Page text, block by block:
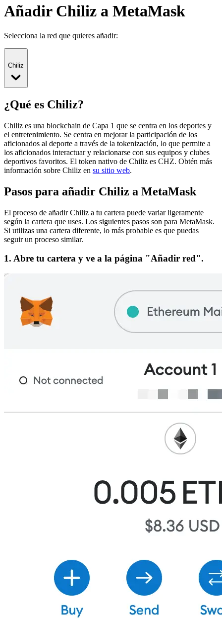
Añadir Chiliz a MetaMask
Selecciona la red que quieres añadir:
Chiliz
¿Qué es Chiliz?
Chiliz es una blockchain de Capa 1 que se centra en los deportes y
el entretenimiento. Se centra en mejorar la participación de los
aficionados al deporte a través de la tokenización, lo que permite a
los aficionados interactuar y relacionarse con sus equipos y clubes
deportivos favoritos. El token nativo de Chiliz es CHZ. Obtén más
información sobre Chiliz en su sitio web.
Pasos para añadir Chiliz a MetaMask
El proceso de añadir Chiliz a tu cartera puede variar ligeramente
según la cartera que uses. Los siguientes pasos son para MetaMask.
Si utilizas una cartera diferente, lo más probable es que puedas
seguir un proceso similar.
1. Abre tu cartera y ve a la página "Añadir red".